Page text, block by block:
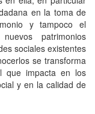
en la toma de
y tampoco el
patrimonios
sociales existentes
se transforma
que impacta en los
y en la calidad de